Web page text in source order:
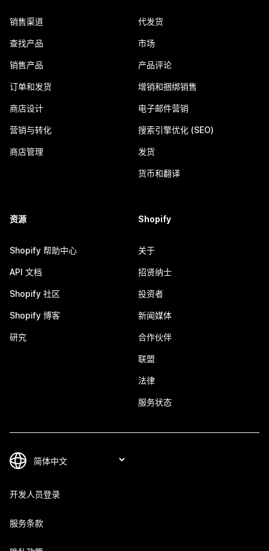
销售渠道
查找产品
销售产品
订单和发货
商店设计
营销与转化
商店管理
代发货
市场
产品评论
增销和捆绑销售
电子邮件营销
搜索引擎优化 (SEO)
发货
货币和翻译
资源
Shopify 帮助中心
API 文档
Shopify 社区
Shopify 博客
研究
Shopify
关于
招贤纳士
投资者
新闻媒体
合作伙伴
联盟
法律
服务状态
开发人员登录
服务条款